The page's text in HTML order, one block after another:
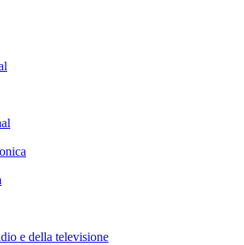
e della televisione